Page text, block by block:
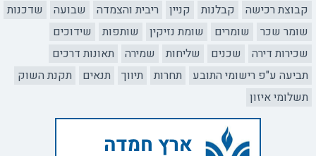
קבוצת רכישה
קבלנות קניין ריבית והצמדה שבועה
שדכנות
שומר שכר
שומרים שומת נזיקין שותפות
שידוכים
שכירות דירה
שכנים שליחות שמירה
תאונות דרכים
תביעה ע"פ רישומי התובע
תחרות תיווך תנאים
תקנת השוק
תשלומי איזון